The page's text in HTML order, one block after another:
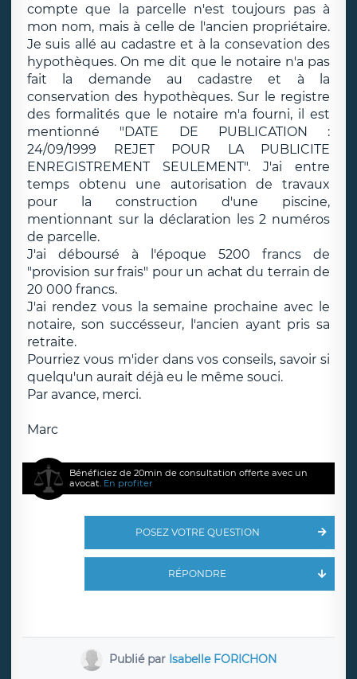
compte que la parcelle n'est toujours pas à
mon nom, mais à celle de l'ancien propriétaire.
Je suis allé au cadastre et à la consevation des
hypothèques. On me dit que le notaire n'a pas
fait la demande au cadastre et à la
conservation des hypothèques. Sur le registre
des formalités que le notaire m'a fourni, il est
mentionné "DATE DE PUBLICATION :
24/09/1999 REJET POUR LA PUBLICITE
ENREGISTREMENT SEULEMENT". J'ai entre
temps obtenu une autorisation de travaux
pour la construction d'une piscine,
mentionnant sur la déclaration les 2 numéros
de parcelle.
J'ai déboursé à l'époque 5200 francs de
"provision sur frais" pour un achat du terrain de
20 000 francs.
J'ai rendez vous la semaine prochaine avec le
notaire, son succésseur, l'ancien ayant pris sa
retraite.
Pourriez vous m'ider dans vos conseils, savoir si
quelqu'un aurait déjà eu le même souci.
Par avance, merci.
Marc
Bénéficiez de 20min de consultation offerte avec un
avocat. En profiter
POSEZ VOTRE QUESTION
RÉPONDRE
Publié par Isabelle FORICHON